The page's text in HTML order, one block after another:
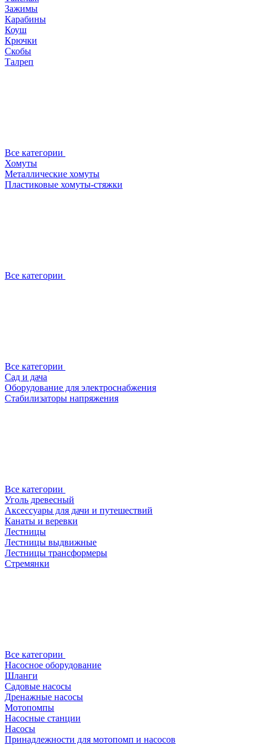
Зажимы
Карабины
Коуш
Крючки
Скобы
Талреп
Все категории
Хомуты
Металлические хомуты
Пластиковые хомуты-стяжки
Все категории
Все категории
Сад и дача
Оборудование для электроснабжения
Стабилизаторы напряжения
Все категории
Уголь древесный
Аксессуары для дачи и путешествий
Канаты и веревки
Лестницы
Лестницы выдвижные
Лестницы трансформеры
Стремянки
Все категории
Насосное оборудование
Шланги
Садовые насосы
Дренажные насосы
Мотопомпы
Насосные станции
Насосы
Принадлежности для мотопомп и насосов